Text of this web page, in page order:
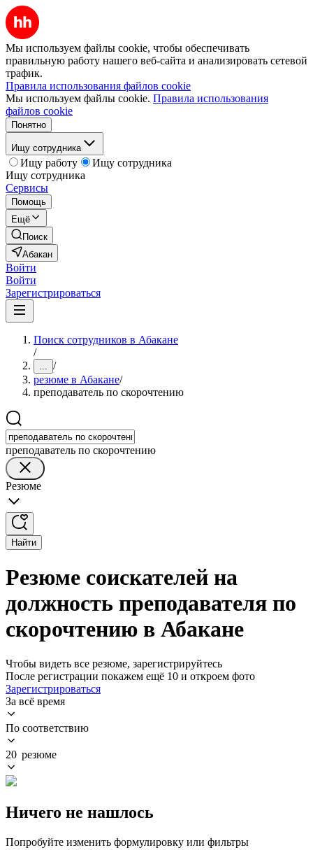
Мы используем файлы cookie, чтобы обеспечивать
правильную работу нашего веб-сайта и анализировать сетевой
трафик.
Правила использования файлов cookie
Мы используем файлы cookie. Правила использования
файлов cookie
Понятно
Ищу сотрудника
Ищу работу
Ищу сотрудника
Ищу сотрудника
Сервисы
Помощь
Ещё
Поиск
Абакан
Войти
Войти
Зарегистрироваться
Поиск сотрудников в Абакане
/
... /
резюме в Абакане/
преподаватель по скорочтению
преподаватель по скорочтению
Резюме
Найти
Резюме соискателей на
должность преподавателя по
скорочтению в Абакане
Чтобы видеть все резюме, зарегистрируйтесь
После регистрации покажем ещё 10 и откроем фото
Зарегистрироваться
За всё время
По соответствию
20 резюме
Ничего не нашлось
Попробуйте изменить формулировку или фильтры